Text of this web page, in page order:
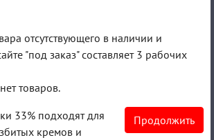
отсутствующего в наличии и
"под заказ" составляет 3 рабочих
товаров.
Продолжить
33% подходят для
кремов и